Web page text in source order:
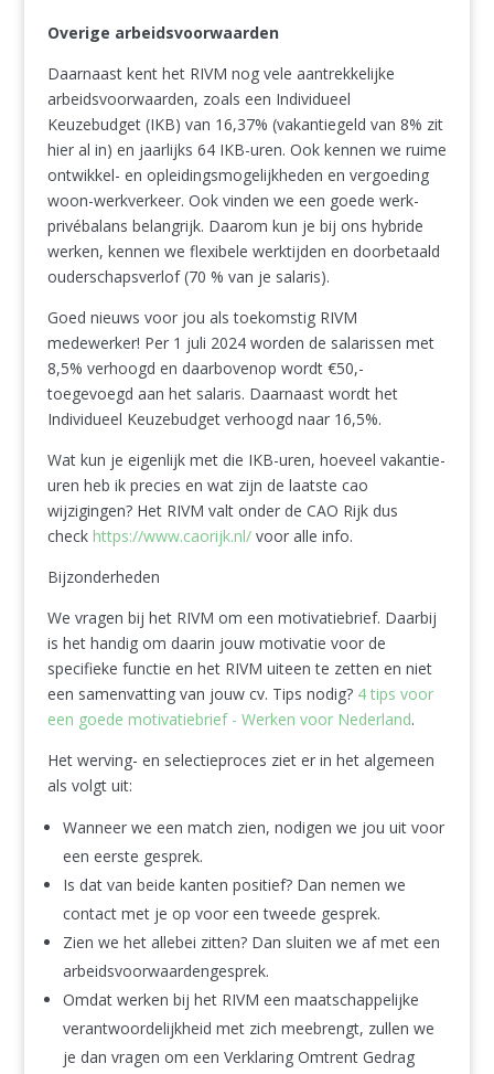
Overige arbeidsvoorwaarden
Daarnaast kent het RIVM nog vele aantrekkelijke
arbeidsvoorwaarden, zoals een Individueel
Keuzebudget (IKB) van 16,37% (vakantiegeld van 8% zit
hier al in) en jaarlijks 64 IKB-uren. Ook kennen we ruime
ontwikkel- en opleidingsmogelijkheden en vergoeding
woon-werkverkeer. Ook vinden we een goede werk-
privébalans belangrijk. Daarom kun je bij ons hybride
werken, kennen we flexibele werktijden en doorbetaald
ouderschapsverlof (70 % van je salaris).
Goed nieuws voor jou als toekomstig RIVM
medewerker! Per 1 juli 2024 worden de salarissen met
8,5% verhoogd en daarbovenop wordt €50,-
toegevoegd aan het salaris. Daarnaast wordt het
Individueel Keuzebudget verhoogd naar 16,5%.
Wat kun je eigenlijk met die IKB-uren, hoeveel vakantie-
uren heb ik precies en wat zijn de laatste cao
wijzigingen? Het RIVM valt onder de CAO Rijk dus
check https://www.caorijk.nl/voor alle info.
Bijzonderheden
We vragen bij het RIVM om een motivatiebrief. Daarbij
is het handig om daarin jouw motivatie voor de
specifieke functie en het RIVM uiteen te zetten en niet
een samenvatting van jouw cv. Tips nodig? 4 tips voor
een goede motivatiebrief - Werken voor Nederland.
Het werving- en selectieproces ziet er in het algemeen
als volgt uit:
Wanneer we een match zien, nodigen we jou uit voor
een eerste gesprek.
Is dat van beide kanten positief? Dan nemen we
contact met je op voor een tweede gesprek.
Zien we het allebei zitten? Dan sluiten we af met een
arbeidsvoorwaardengesprek.
Omdat werken bij het RIVM een maatschappelijke
verantwoordelijkheid met zich meebrengt, zullen we
je dan vragen om een Verklaring Omtrent Gedrag